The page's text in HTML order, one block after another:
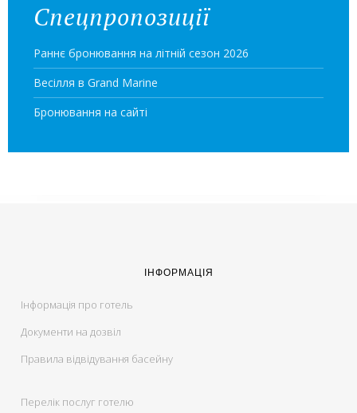
Спецпропозиції
Раннє бронювання на літній сезон 2026
Весілля в Grand Marine
Бронювання на сайті
ІНФОРМАЦІЯ
Інформація про готель
Документи на дозвіл
Правила відвідування басейну
Перелік послуг готелю